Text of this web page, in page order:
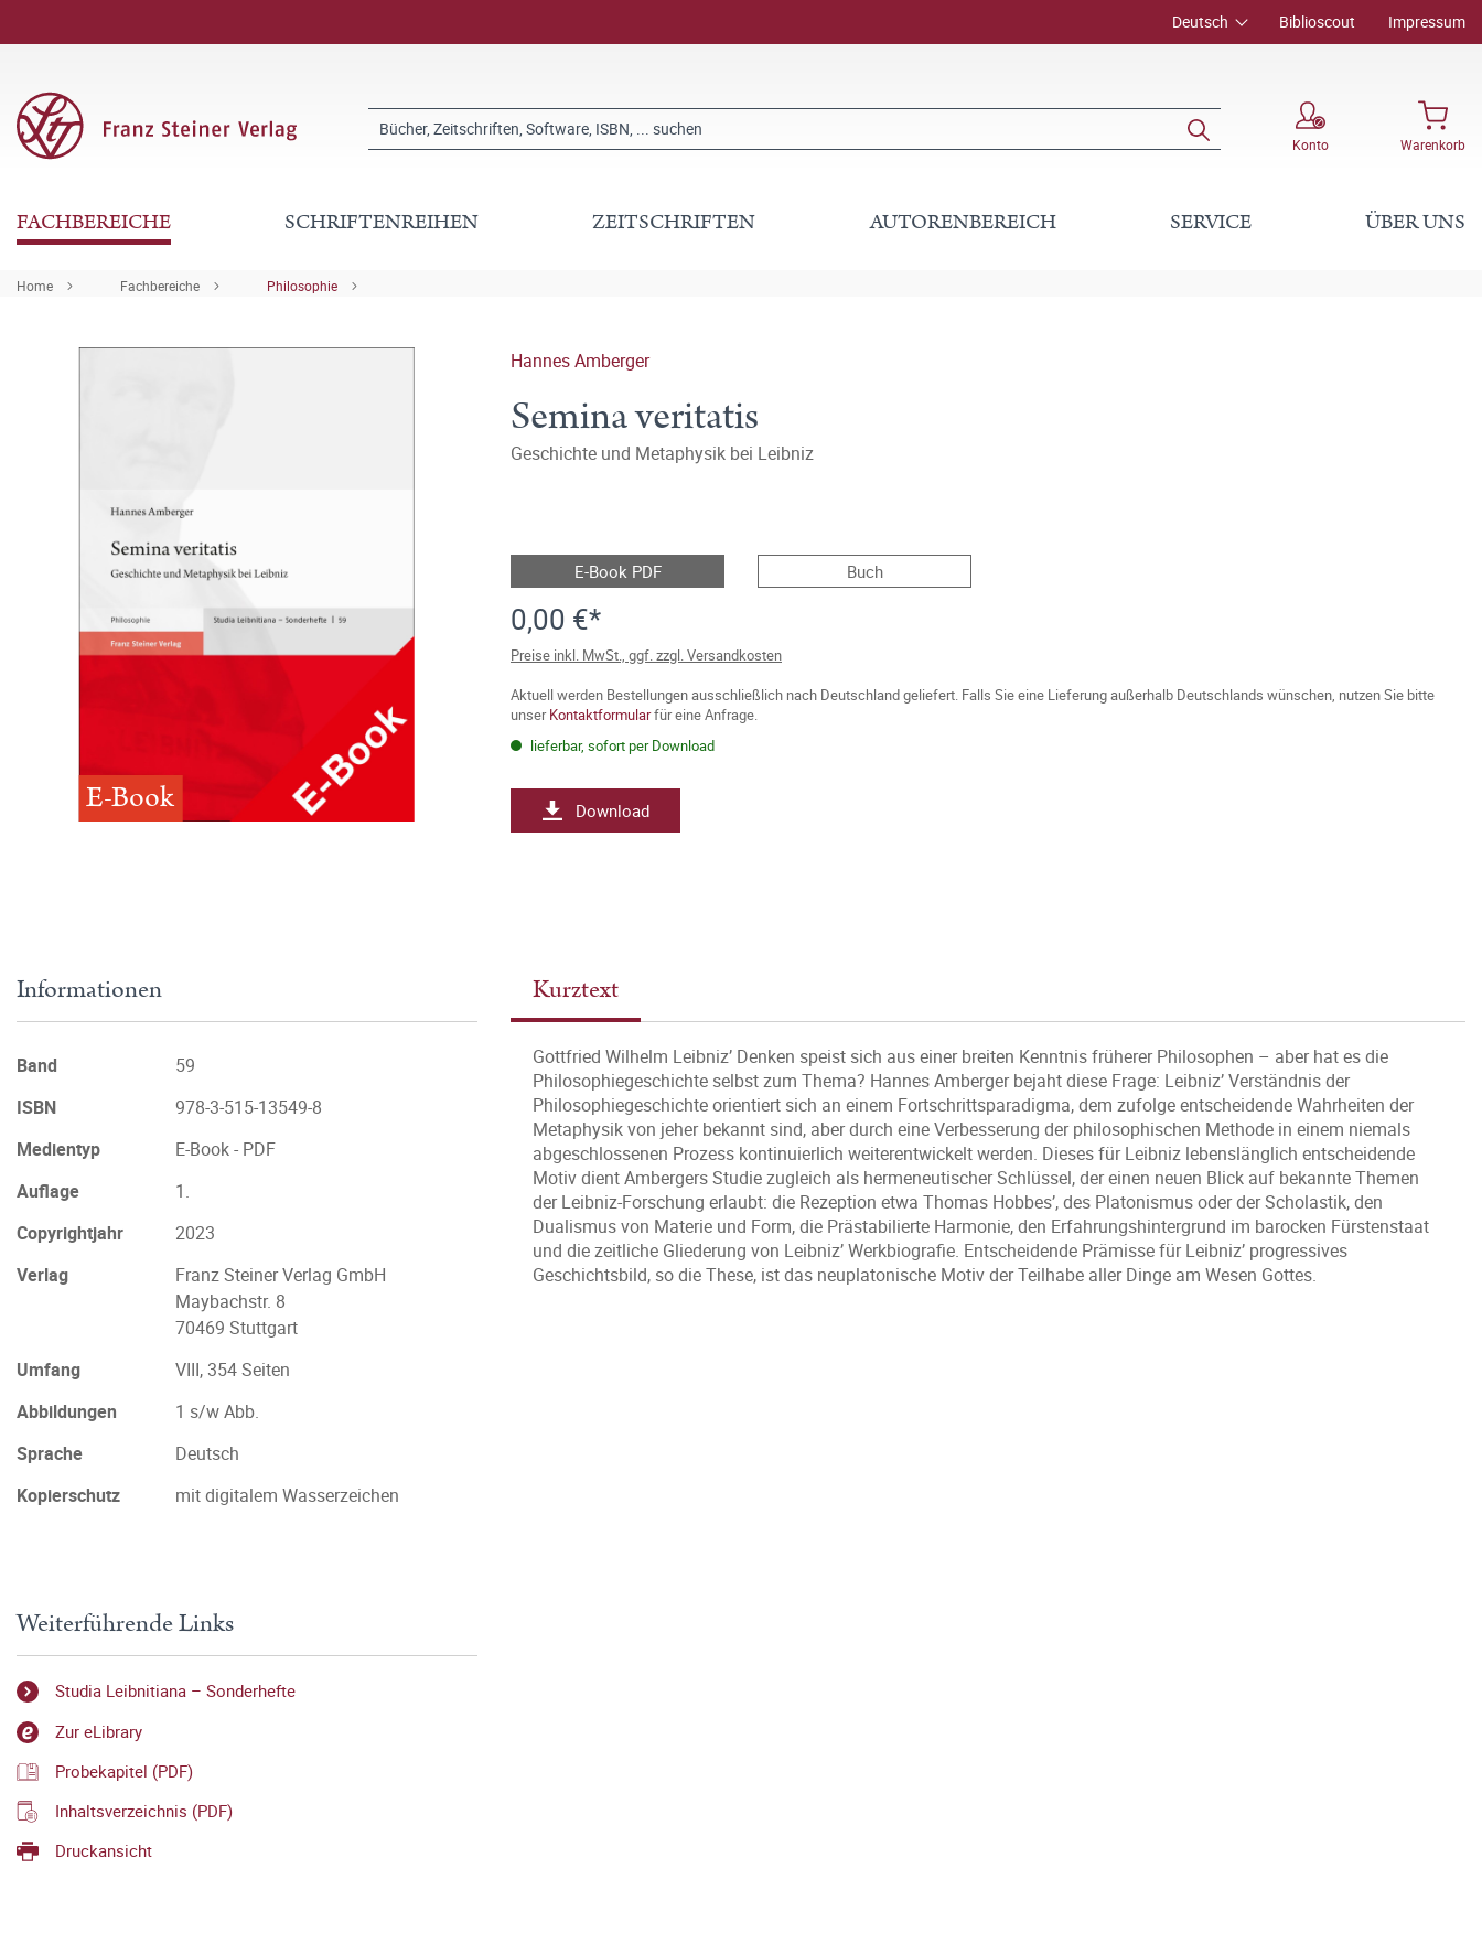
Deutsch Biblioscout Impressum
Konto Warenkorb
FACHBEREICHE SCHRIFTENREIHEN ZEITSCHRIFTEN AUTORENBEREICH SERVICE ÜBER UNS
Home Fachbereiche Philosophie
E-Book
Hannes Amberger
Semina veritatis
Geschichte und Metaphysik bei Leibniz
E-Book PDF Buch
0,00 €*
Preise inkl. MwSt., ggf. zzgl. Versandkosten
Aktuell werden Bestellungen ausschließlich nach Deutschland geliefert. Falls Sie eine Lieferung außerhalb Deutschlands wünschen, nutzen Sie bitte
unserKontaktformularfür eine Anfrage.
lieferbar, sofort per Download
Download
Kurztext
Gottfried Wilhelm Leibniz’ Denken speist sich aus einer breiten Kenntnis früherer Philosophen – aber hat es die
Philosophiegeschichte selbst zum Thema? Hannes Amberger bejaht diese Frage: Leibniz’ Verständnis der
Philosophiegeschichte orientiert sich an einem Fortschrittsparadigma, dem zufolge entscheidende Wahrheiten der
Metaphysik von jeher bekannt sind, aber durch eine Verbesserung der philosophischen Methode in einem niemals
abgeschlossenen Prozess kontinuierlich weiterentwickelt werden. Dieses für Leibniz lebenslänglich entscheidende
Motiv dient Ambergers Studie zugleich als hermeneutischer Schlüssel, der einen neuen Blick auf bekannte Themen
der Leibniz-Forschung erlaubt: die Rezeption etwa Thomas Hobbes’, des Platonismus oder der Scholastik, den
Dualismus von Materie und Form, die Prästabilierte Harmonie, den Erfahrungshintergrund im barocken Fürstenstaat
und die zeitliche Gliederung von Leibniz’ Werkbiografie. Entscheidende Prämisse für Leibniz’ progressives
Geschichtsbild, so die These, ist das neuplatonische Motiv der Teilhabe aller Dinge am Wesen Gottes.
Informationen
Band
59
ISBN
978-3-515-13549-8
Medientyp
E-Book - PDF
Auflage
1.
Copyrightjahr
2023
Verlag
Franz Steiner Verlag GmbH
Maybachstr. 8
70469 Stuttgart
Umfang
VIII, 354 Seiten
Abbildungen
1 s/w Abb.
Sprache
Deutsch
Kopierschutz
mit digitalem Wasserzeichen
Weiterführende Links
Studia Leibnitiana – Sonderhefte
Zur eLibrary
Probekapitel (PDF)
Inhaltsverzeichnis (PDF)
Druckansicht